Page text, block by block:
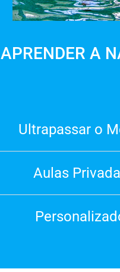
APRENDER A
Ultrapassar o
Aulas